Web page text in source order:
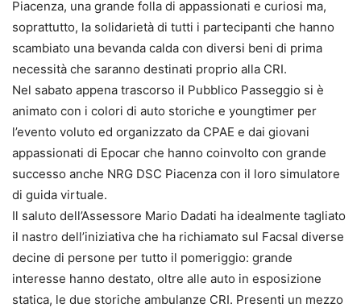
Piacenza, una grande folla di appassionati e curiosi ma,
soprattutto, la solidarietà di tutti i partecipanti che hanno
scambiato una bevanda calda con diversi beni di prima
necessità che saranno destinati proprio alla CRI.
Nel sabato appena trascorso il Pubblico Passeggio si è
animato con i colori di auto storiche e youngtimer per
l’evento voluto ed organizzato da CPAE e dai giovani
appassionati di Epocar che hanno coinvolto con grande
successo anche NRG DSC Piacenza con il loro simulatore
di guida virtuale.
Il saluto dell’Assessore Mario Dadati ha idealmente tagliato
il nastro dell’iniziativa che ha richiamato sul Facsal diverse
decine di persone per tutto il pomeriggio: grande
interesse hanno destato, oltre alle auto in esposizione
statica, le due storiche ambulanze CRI. Presenti un mezzo